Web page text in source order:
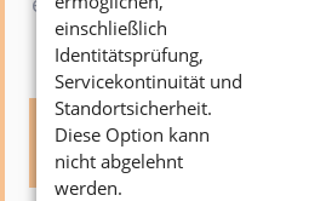
fehlenden Zustimmung
Inhalten nicht
Klicken Sie hier um Ihre
einschließlich
Identitätsprüfung,
Servicekontinuität und
Standortsicherheit.
Diese Option kann
nicht abgelehnt
werden.